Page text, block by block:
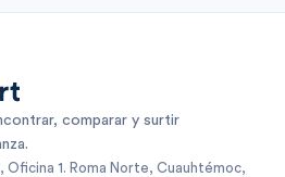
comparar y surtir
1. Roma Norte, Cuauhtémoc,